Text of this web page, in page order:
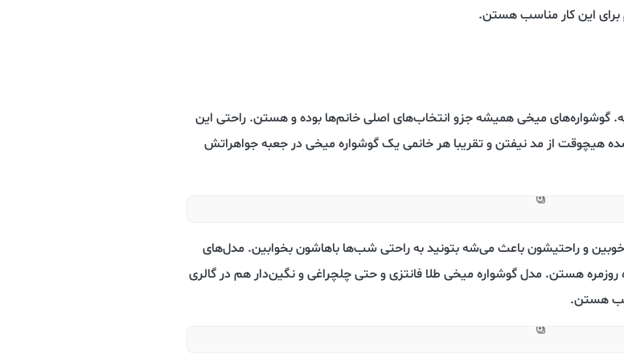
برای این کار مناسب هستن.
گوشواره‌های میخی همیشه جزو انتخاب‌های اصلی خانم‌ها بوده و هستن. راحتی این
هیچوقت از مد نیفتن و تقریبا هر خانمی یک گوشواره میخی در جعبه جواهراتش
خوبین و راحتیشون باعث می‌شه بتونید به راحتی شب‌ها باهاشون بخوابین. مدل‌های
روزمره هستن. مدل گوشواره میخی طلا فانتزی و حتی چلچراغی و نگین‌دار هم در گالری
هستن.